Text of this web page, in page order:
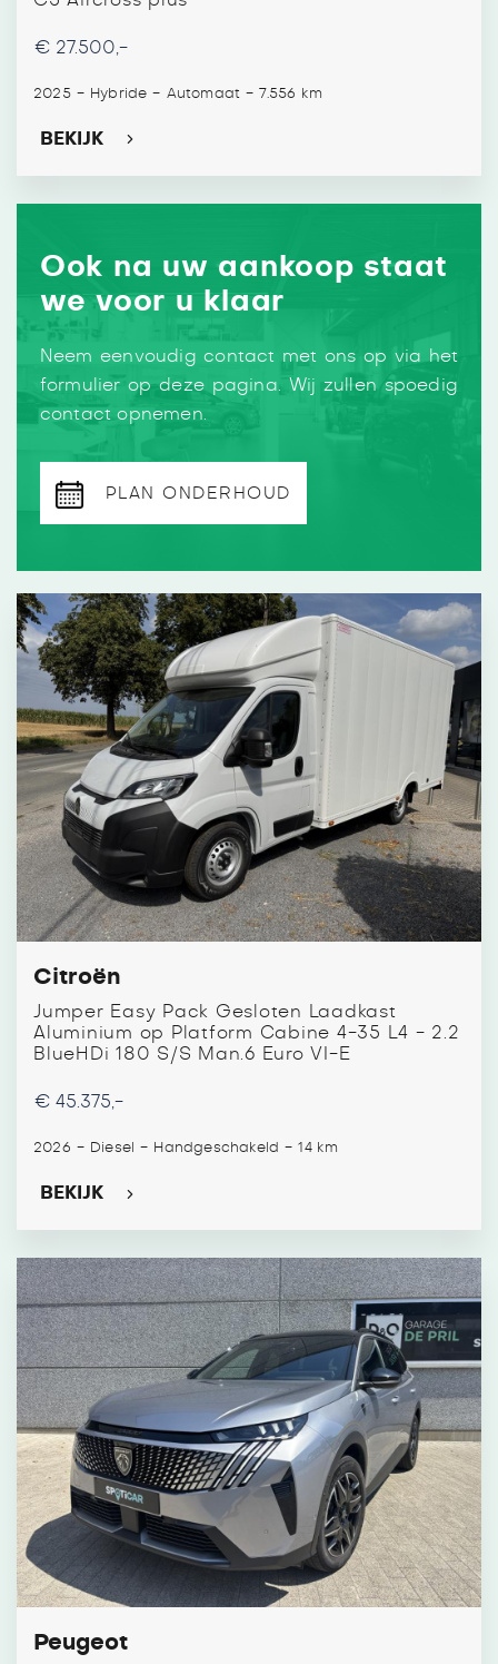
€ 27.500,-
2025 - Hybride - Automaat - 7.556 km
BEKIJK
Ook na uw aankoop staat
we voor u klaar
Neem eenvoudig contact met ons op via het
formulier op deze pagina. Wij zullen spoedig
contact opnemen.
PLAN ONDERHOUD
Citroën
Jumper Easy Pack Gesloten Laadkast
Aluminium op Platform Cabine 4-35 L4 - 2.2
BlueHDi 180 S/S Man.6 Euro VI-E
€ 45.375,-
2026 - Diesel - Handgeschakeld - 14 km
BEKIJK
Peugeot